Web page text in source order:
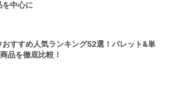
を中心に
おすすめ人気ランキング52選！パレット&単
品を徹底比較！